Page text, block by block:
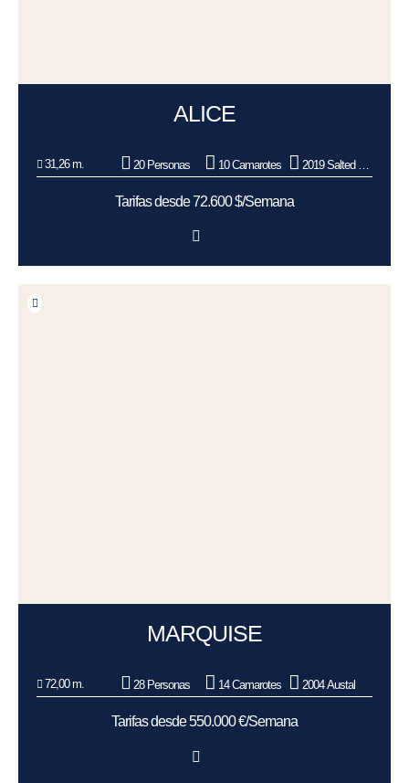
ALICE
31,26 m. 20 Personas 10 Camarotes 2019 Salted Fiber Works
Tarifas desde 72.600 $/Semana
MARQUISE
72,00 m. 28 Personas 14 Camarotes 2004 Austal
Tarifas desde 550.000 €/Semana